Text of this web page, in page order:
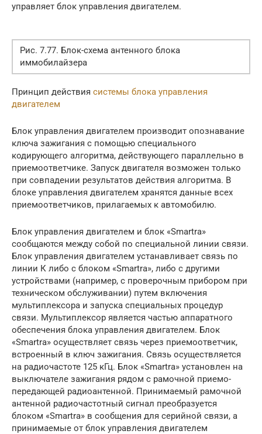
управляет блок управления двигателем.
Рис. 7.77. Блок-схема антенного блока
иммобилайзера
Принцип действия системы блока управления
двигателем
Блок управления двигателем производит опознавание
ключа зажигания с помощью специального
кодирующего алгоритма, действующего параллельно в
приемоответчике. Запуск двигателя возможен только
при совпадении результатов действия алгоритма. В
блоке управления двигателем хранятся данные всех
приемоответчиков, прилагаемых к автомобилю.
Блок управления двигателем и блок «Smartra»
сообщаются между собой по специальной линии связи.
Блок управления двигателем устанавливает связь по
линии К либо с блоком «Smartra», либо с другими
устройствами (например, с проверочным прибором при
техническом обслуживании) путем включения
мультиплексора и запуска специальных процедур
связи. Мультиплексор является частью аппаратного
обеспечения блока управления двигателем. Блок
«Smartra» осуществляет связь через приемоответчик,
встроенный в ключ зажигания. Связь осуществляется
на радиочастоте 125 кГц. Блок «Smartra» установлен на
выключателе зажигания рядом с рамочной приемо-
передающей радиоантенной. Принимаемый рамочной
антенной радиочастотный сигнал преобразуется
блоком «Smartra» в сообщения для серийной связи, а
принимаемые от блок управления двигателем